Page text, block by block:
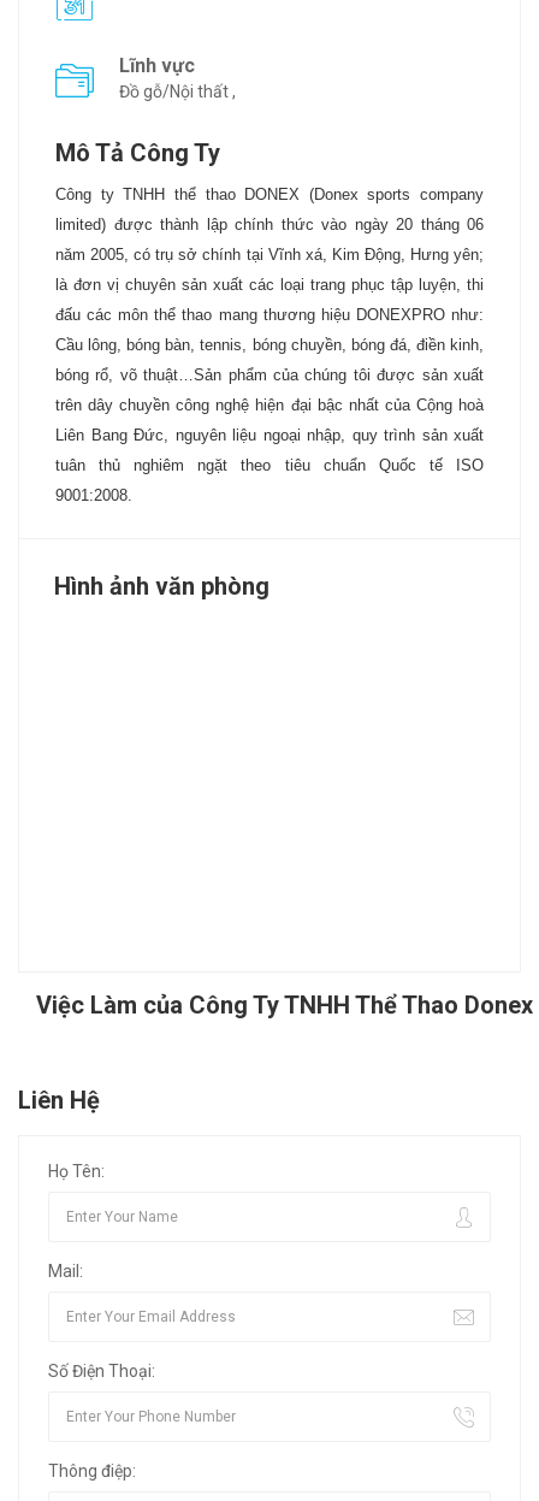
Lĩnh vực
Đồ gỗ/Nội thất ,
Mô Tả Công Ty
Công ty TNHH thể thao DONEX (Donex sports company
limited) được thành lập chính thức vào ngày 20 tháng 06
năm 2005, có trụ sở chính tại Vĩnh xá, Kim Động, Hưng yên;
là đơn vị chuyên sản xuất các loại trang phục tập luyện, thi
đấu các môn thể thao mang thương hiệu DONEXPRO như:
Cầu lông, bóng bàn, tennis, bóng chuyền, bóng đá, điền kinh,
bóng rổ, võ thuật…Sản phẩm của chúng tôi được sản xuất
trên dây chuyền công nghệ hiện đại bậc nhất của Cộng hoà
Liên Bang Đức, nguyên liệu ngoại nhập, quy trình sản xuất
tuân thủ nghiêm ngặt theo tiêu chuẩn Quốc tế ISO
9001:2008.
Hình ảnh văn phòng
Việc Làm của Công Ty TNHH Thể Thao Donex
Liên Hệ
Họ Tên:
Mail:
Số Điện Thoại:
Thông điệp: